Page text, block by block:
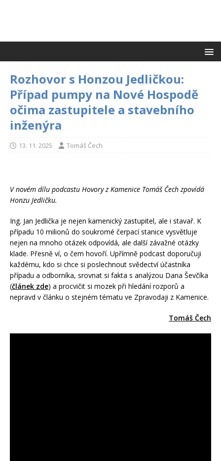
Rozhovor s Honzou Jedličkou:
Případ pumpy na Nové Hospodě
očima zastupitele a stavebního
inženýra
13. 11. 2025 Tomáš Čech
V novém dílu podcastu Hovory z Kamenice Tomáš Čech zpovídá
Honzu Jedličku.
Ing. Jan Jedlička je nejen kamenický zastupitel, ale i stavař. K
případu 10 milionů do soukromé čerpací stanice vysvětluje
nejen na mnoho otázek odpovídá, ale další závažné otázky
klade. Přesně ví, o čem hovoří. Upřímně podcast doporučuji
každému, kdo si chce si poslechnout svědectví účastníka
případu a odborníka, srovnat si fakta s analýzou Dana Ševčíka
(článek zde) a procvičit si mozek při hledání rozporů a
nepravd v článku o stejném tématu ve Zpravodaji z Kamenice.
Tomáš Čech